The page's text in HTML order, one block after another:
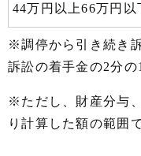
44万円以上66万円以
※調停から引き続き
訴訟の着手金の2分の
※ただし、財産分与
り計算した額の範囲